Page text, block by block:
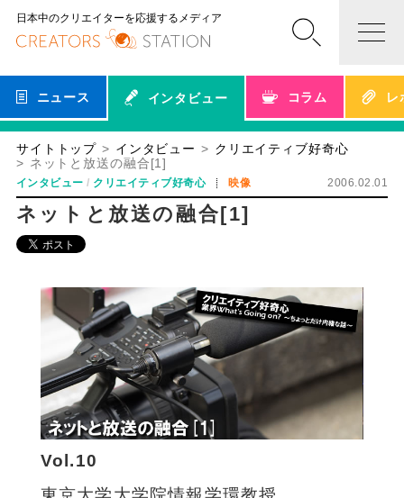
日本中のクリエイターを応援するメディア
ニュース インタビュー コラム レ
サイトトップ インタビュー
クリエイティブ好奇心
ネットと放送の融合[1]
インタビュー クリエイティブ好奇心 映像 2006.02.01
ネットと放送の融合[1]
Vol.10